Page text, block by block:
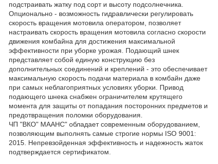
подстраивать жатку под сорт и высоту подсолнечника.
Опционально - возможность гидравлически регулировать
скорость вращения мотовила оператором, позволяет
настраивать скорость вращения мотовила согласно скорости
движения комбайна для достижения максимальной
эффективности при уборке урожая. Подающий шнек
представляет собой единую конструкцию без
дополнительных соединений и креплений - это обеспечивает
максимальную скорость подачи материала в комбайн даже
при самых неблагоприятных условиях уборки. Привод
подающего шнека снабжен ограничителем крутящего
момента для защиты от попадания посторонних предметов и
предотвращения поломки оборудования.
ЧП "ВКО" МААНС" обладает современным оборудованием,
позволяющим выполнять самые строгие нормы ISO 9001:
2015. Непревзойденная эффективность и надежность жаток
подтверждается сертификатом.